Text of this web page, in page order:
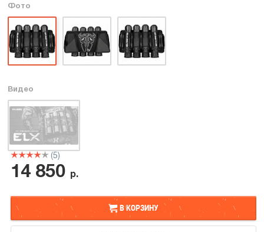
Фото
Видео
(5)
14 850 р.
В КОРЗИНУ